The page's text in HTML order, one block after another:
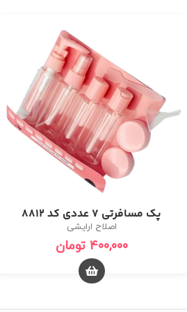
پک مسافرتی 7 عددی کد 8812
اصلاح ارایشی
400,000 تومان